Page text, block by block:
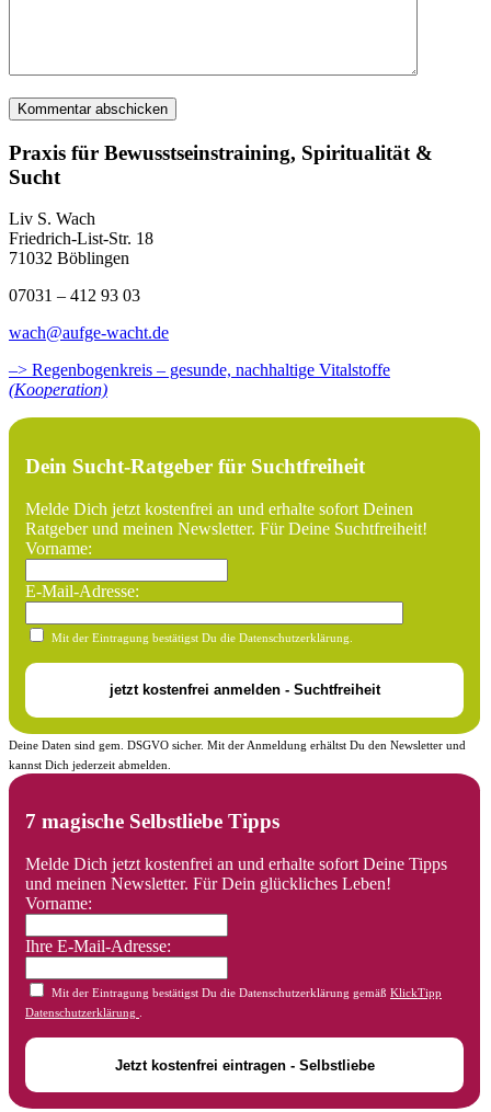
Praxis für Bewusstseinstraining, Spiritualität &
Sucht
Liv S. Wach
Friedrich-List-Str. 18
71032 Böblingen
07031 – 412 93 03
wach@aufge-wacht.de
–> Regenbogenkreis – gesunde, nachhaltige Vitalstoffe
(Kooperation)
Dein Sucht-Ratgeber für Suchtfreiheit
Melde Dich jetzt kostenfrei an und erhalte sofort Deinen
Ratgeber und meinen Newsletter. Für Deine Suchtfreiheit!
Vorname:
E-Mail-Adresse:
Mit der Eintragung bestätigst Du die Datenschutzerklärung.
Deine Daten sind gem. DSGVO sicher. Mit der Anmeldung erhältst Du den Newsletter und
kannst Dich jederzeit abmelden.
7 magische Selbstliebe Tipps
Melde Dich jetzt kostenfrei an und erhalte sofort Deine Tipps
und meinen Newsletter. Für Dein glückliches Leben!
Vorname:
Ihre E-Mail-Adresse:
Mit der Eintragung bestätigst Du die Datenschutzerklärung gemäß KlickTipp
Datenschutzerklärung